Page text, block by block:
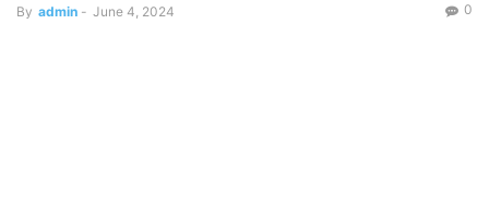
By admin - June 4, 2024 0